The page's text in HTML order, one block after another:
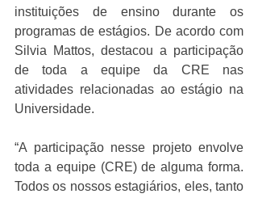
instituições de ensino durante os
programas de estágios. De acordo com
Silvia Mattos, destacou a participação
de toda a equipe da CRE nas
atividades relacionadas ao estágio na
Universidade.
“A participação nesse projeto envolve
toda a equipe (CRE) de alguma forma.
Todos os nossos estagiários, eles, tanto